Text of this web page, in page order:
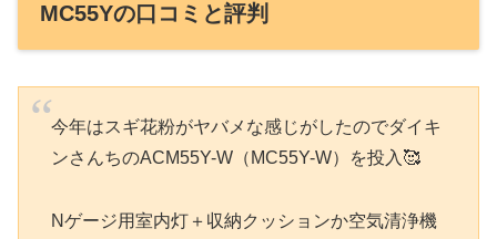
MC55Yの口コミと評判
今年はスギ花粉がヤバメな感じがしたのでダイキ
ンさんちのACM55Y-W（MC55Y-W）を投入🥰
Nゲージ用室内灯＋収納クッションか空気清浄機